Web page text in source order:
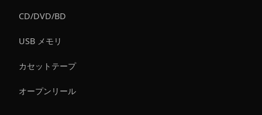
CD/DVD/BD
USB メモリ
カセットテープ
オープンリール